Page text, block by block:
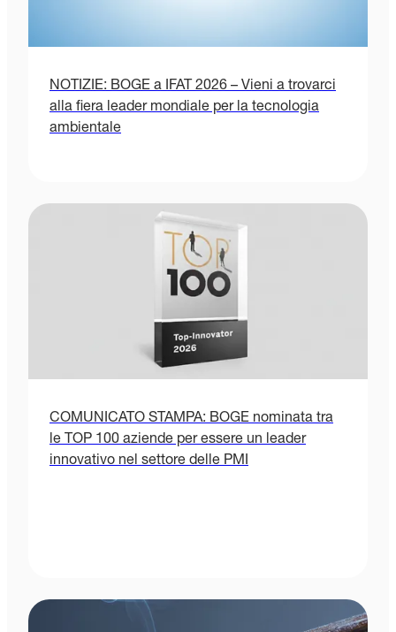
NOTIZIE: BOGE a IFAT 2026 – Vieni a trovarci
alla fiera leader mondiale per la tecnologia
ambientale
COMUNICATO STAMPA: BOGE nominata tra
le TOP 100 aziende per essere un leader
innovativo nel settore delle PMI